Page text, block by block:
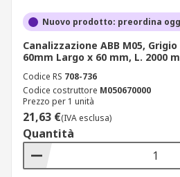
più affidabili del settore come RS
Schneider Electric, offrendo
qualità per ogni esigenza di
Nuovo prodotto: preordina
Canalizzazione ABB M05,
60mm Largo x 60 mm, L. 2000
Codice RS 708-736
Codice costruttore M050670000
Prezzo per 1 unità
21,63 €(IVA esclusa)
Quantità